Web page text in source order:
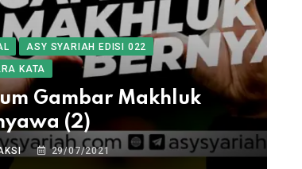
ASY SYARIAH EDISI 022
KATA
Gambar Makhluk
(2)
29/07/2021